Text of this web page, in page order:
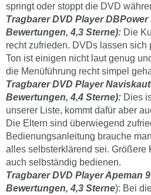
springt oder stoppt die DVD
Tragbarer DVD Player DBPower
Bewertungen, 4,3 Sterne): Die
recht zufrieden. DVDs lassen
Ton ist einigen nicht laut genug
die Menüführung recht simpel
Tragbarer DVD Player
Bewertungen, 4,4 Sterne): Dies
unserer Liste, kommt dafür aber
Die Eltern sind überwiegend
Bedienungsanleitung brauche
alles selbsterklärend sei. Größere
auch selbständig bedienen.
Tragbarer DVD Player Apeman
Bewertungen, 4,3 Sterne): Bei